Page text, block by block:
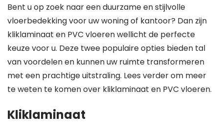
Bent u op zoek naar een duurzame en stijlvolle
vloerbedekking voor uw woning of kantoor? Dan zijn
kliklaminaat en PVC vloeren wellicht de perfecte
keuze voor u. Deze twee populaire opties bieden tal
van voordelen en kunnen uw ruimte transformeren
met een prachtige uitstraling. Lees verder om meer
te weten te komen over kliklaminaat en PVC vloeren.
Kliklaminaat